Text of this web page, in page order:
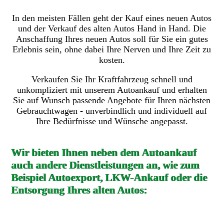
In den meisten Fällen geht der Kauf eines neuen Autos
und der Verkauf des alten Autos Hand in Hand. Die
Anschaffung Ihres neuen Autos soll für Sie ein gutes
Erlebnis sein, ohne dabei Ihre Nerven und Ihre Zeit zu
kosten.
Verkaufen Sie Ihr Kraftfahrzeug schnell und
unkompliziert mit unserem Autoankauf und erhalten
Sie auf Wunsch passende Angebote für Ihren nächsten
Gebrauchtwagen - unverbindlich und individuell auf
Ihre Bedürfnisse und Wünsche angepasst.
Wir bieten Ihnen neben dem Autoankauf
auch andere Dienstleistungen an, wie zum
Beispiel Autoexport, LKW-Ankauf oder die
Entsorgung Ihres alten Autos: